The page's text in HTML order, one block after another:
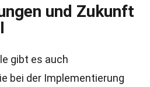
und Zukunft
gibt es auch
bei der Implementierung